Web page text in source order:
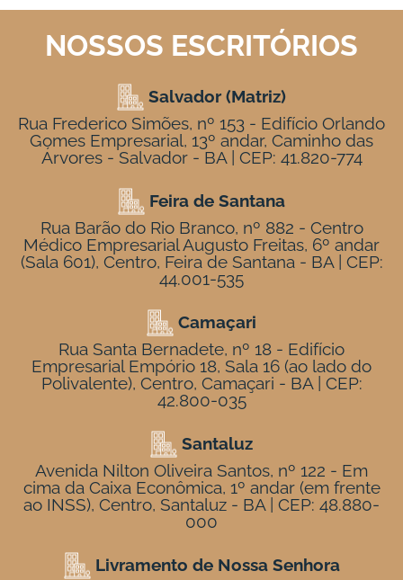
NOSSOS ESCRITÓRIOS
Salvador (Matriz)
Rua Frederico Simões, nº 153 - Edifício Orlando
Gomes Empresarial, 13º andar, Caminho das
Árvores - Salvador - BA | CEP: 41.820-774
Feira de Santana
Rua Barão do Rio Branco, nº 882 - Centro
Médico Empresarial Augusto Freitas, 6º andar
(Sala 601), Centro, Feira de Santana - BA | CEP:
44.001-535
Camaçari
Rua Santa Bernadete, nº 18 - Edifício
Empresarial Empório 18, Sala 16 (ao lado do
Polivalente), Centro, Camaçari - BA | CEP:
42.800-035
Santaluz
Avenida Nilton Oliveira Santos, nº 122 - Em
cima da Caixa Econômica, 1º andar (em frente
ao INSS), Centro, Santaluz - BA | CEP: 48.880-
000
Livramento de Nossa Senhora